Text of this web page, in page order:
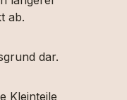
ab.
dar.
Kleinteile